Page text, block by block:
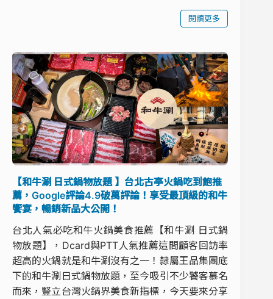
閱讀更多
【和牛涮 日式鍋物放題 】台北古亭火鍋吃到飽推
薦，Google評論4.9破萬評論！享受最頂級的和牛
饗宴，暢銷新品大公開！
台北人氣必吃和牛火鍋美食推薦【和牛涮 日式鍋
物放題】，Dcard與PTT人氣推薦這間顧客回訪率
超高的火鍋就是和牛涮沒有之一！隸屬王品集團底
下的和牛涮日式鍋物放題，至今吸引不少饕客慕名
而來，豎立台灣火鍋界美食新指標，今天要來分享